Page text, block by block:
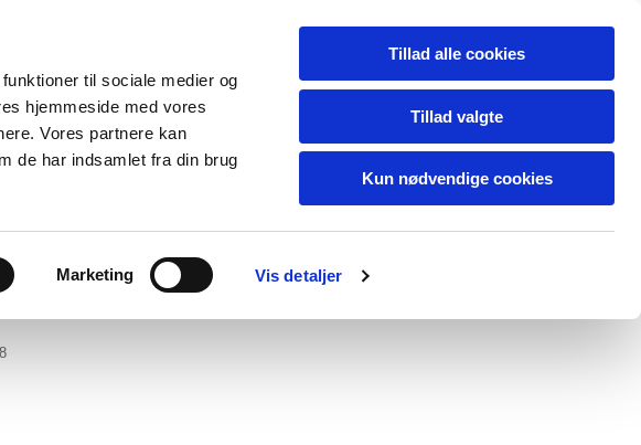
til sociale medier og
hjemmeside med vores
Vores partnere kan
de har indsamlet fra din brug
Marketing Vis detaljer
Tillad alle cookies
Tillad valgte
Kun nødvendige cookies